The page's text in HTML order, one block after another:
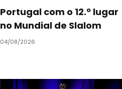
Portugal com o 12.º lugar
no Mundial de Slalom
04/08/2026